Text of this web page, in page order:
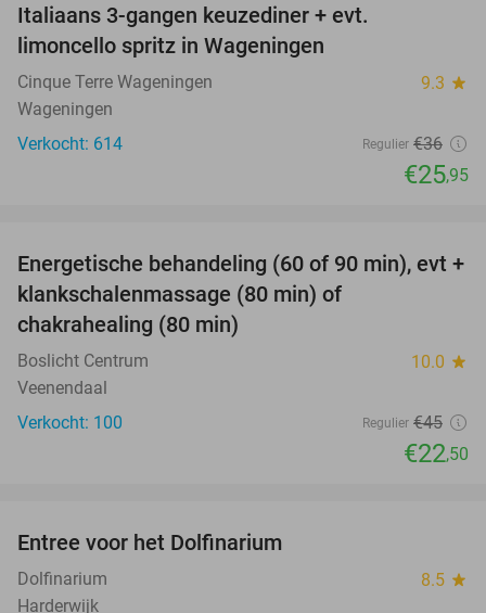
Italiaans 3-gangen keuzediner + evt.
limoncello spritz in Wageningen
Cinque Terre Wageningen 9.3 star
Wageningen
Verkocht: 614
Regulier €36
€25,95
50%
SOLD
OUT
Energetische behandeling (60 of 90 min), evt +
klankschalenmassage (80 min) of
chakrahealing (80 min)
Boslicht Centrum 10.0 star
Veenendaal
Verkocht: 100
Regulier €45
€22,50
Entree voor het Dolfinarium
Dolfinarium 8.5 star
Harderwijk